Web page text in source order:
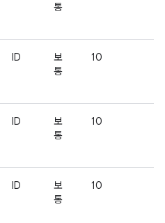
통
ID
보
통
10
ID
보
통
10
ID
보
통
10